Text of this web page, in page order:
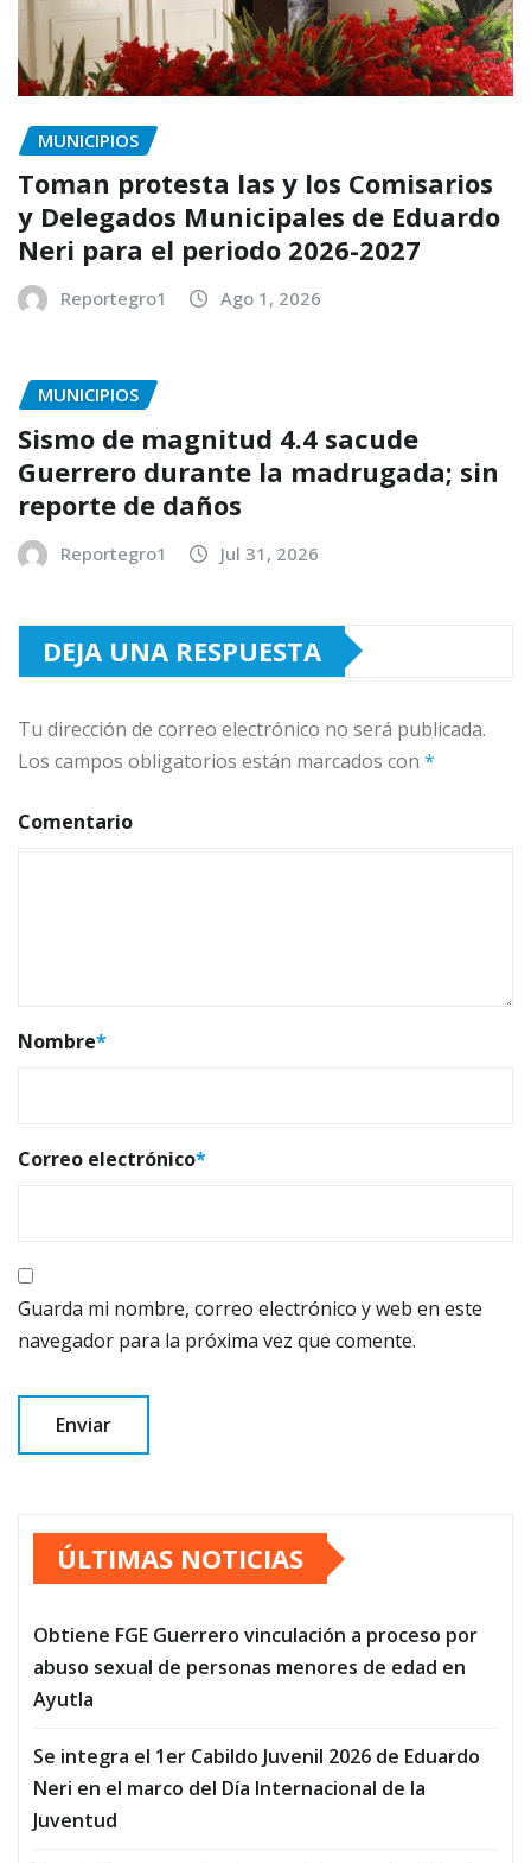
MUNICIPIOS
Toman protesta las y los Comisarios
y Delegados Municipales de Eduardo
Neri para el periodo 2026-2027
Reportegro1 Ago 1, 2026
MUNICIPIOS
Sismo de magnitud 4.4 sacude
Guerrero durante la madrugada; sin
reporte de daños
Reportegro1 Jul 31, 2026
DEJA UNA RESPUESTA
Tu dirección de correo electrónico no será publicada.
Los campos obligatorios están marcados con *
Comentario
Nombre*
Correo electrónico*
Guarda mi nombre, correo electrónico y web en este
navegador para la próxima vez que comente.
ÚLTIMAS NOTICIAS
Obtiene FGE Guerrero vinculación a proceso por
abuso sexual de personas menores de edad en
Ayutla
Se integra el 1er Cabildo Juvenil 2026 de Eduardo
Neri en el marco del Día Internacional de la
Juventud